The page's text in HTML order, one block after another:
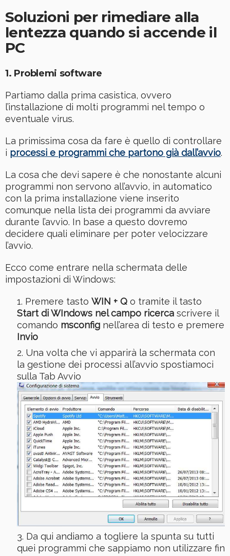
Soluzioni per rimediare alla
lentezza quando si accende il
PC
1. Problemi software
Partiamo dalla prima casistica, ovvero
l’installazione di molti programmi nel tempo o
eventuale virus.
La primissima cosa da fare è quello di controllare
i processi e programmi che partono già dall’avvio.
La cosa che devi sapere è che nonostante alcuni
programmi non servono all’avvio, in automatico
con la prima installazione viene inserito
comunque nella lista dei programmi da avviare
durante l’avvio. In base a questo dovremo
decidere quali eliminare per poter velocizzare
l’avvio.
Ecco come entrare nella schermata delle
impostazioni di Windows:
Premere tasto WIN + Qo tramite il tasto
Start di WIndows nel campo ricercascrivere il
comando msconfig nell’area di testo e premere
Invio
Una volta che vi apparirà la schermata con
la gestione dei processi all’avvio spostiamoci
sulla Tab Avvio
Da qui andiamo a togliere la spunta su tutti
quei programmi che sappiamo non utilizzare fin